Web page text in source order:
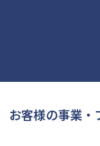
お客様の事業・